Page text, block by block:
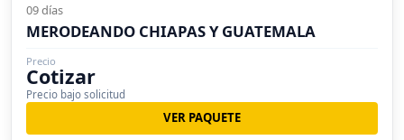
09 días
MERODEANDO CHIAPAS Y GUATEMALA
Precio
Cotizar
Precio bajo solicitud
VER PAQUETE